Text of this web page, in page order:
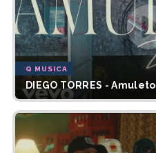
Q MUSICA
DIEGO TORRES - Amuleto